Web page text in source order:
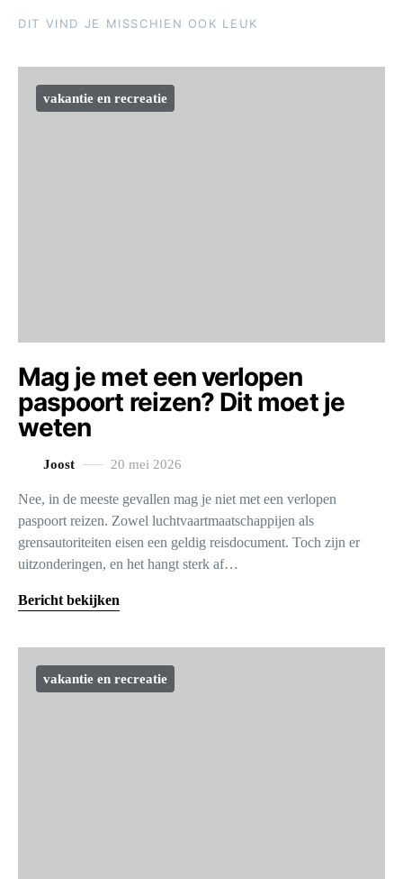
DIT VIND JE MISSCHIEN OOK LEUK
vakantie en recreatie
Mag je met een verlopen
paspoort reizen? Dit moet je
weten
Joost 20 mei 2026
Nee, in de meeste gevallen mag je niet met een verlopen
paspoort reizen. Zowel luchtvaartmaatschappijen als
grensautoriteiten eisen een geldig reisdocument. Toch zijn er
uitzonderingen, en het hangt sterk af…
Bericht bekijken
vakantie en recreatie